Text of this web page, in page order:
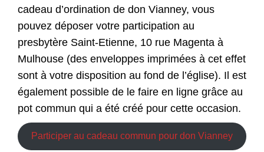
cadeau d’ordination de don Vianney, vous
pouvez déposer votre participation au
presbytère Saint-Etienne, 10 rue Magenta à
Mulhouse (des enveloppes imprimées à cet effet
sont à votre disposition au fond de l’église). Il est
également possible de le faire en ligne grâce au
pot commun qui a été créé pour cette occasion.
Participer au cadeau commun pour don Vianney